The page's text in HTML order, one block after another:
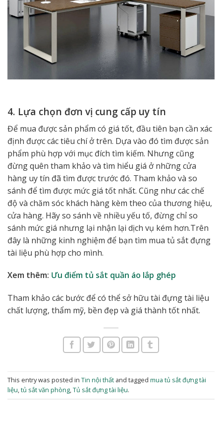
4. Lựa chọn đơn vị cung cấp uy tín
Để mua được sản phẩm có giá tốt, đầu tiên bạn cần xác
định được các tiêu chí ở trên. Dựa vào đó tìm được sản
phẩm phù hợp với mục đích tìm kiếm. Nhưng cũng
đừng quên tham khảo và tìm hiểu giá ở những cửa
hàng uy tín đã tìm được trước đó. Tham khảo và so
sánh để tìm được mức giá tốt nhất. Cũng như các chế
độ và chăm sóc khách hàng kèm theo của thương hiệu,
cửa hàng. Hãy so sánh về nhiều yếu tố, đừng chỉ so
sánh mức giá nhưng lại nhận lại dịch vụ kém hơn.Trên
đây là những kinh nghiệm để bạn tìm mua tủ sắt đựng
tài liệu phù hợp cho mình.
Xem thêm: Ưu điểm tủ sắt quần áo lắp ghép
Tham khảo các bước để có thể sở hữu tài đựng tài liệu
chất lượng, thẩm mỹ, bền đẹp và giá thành tốt nhất.
This entry was posted in Tin nội thất and tagged mua tủ sắt đựng tài
liệu,tủ sắt văn phòng,Tủ sắt đựng tài liệu.